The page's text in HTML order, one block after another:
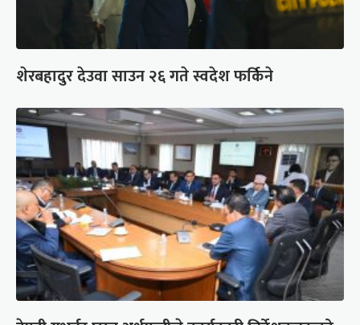
शेरबहादुर देउवा साउन २६ गते स्वदेश फर्किने